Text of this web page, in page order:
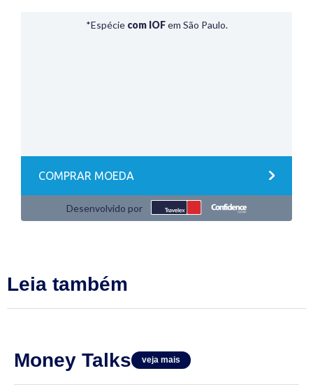
Leia também
Money Talks veja mais